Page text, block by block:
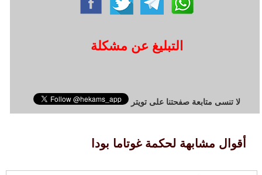
التبليغ عن مشكلة
لا تنسى متابعة صفحتنا على تويتر
أقوال مشابهة لحكمة غوتاما بودا